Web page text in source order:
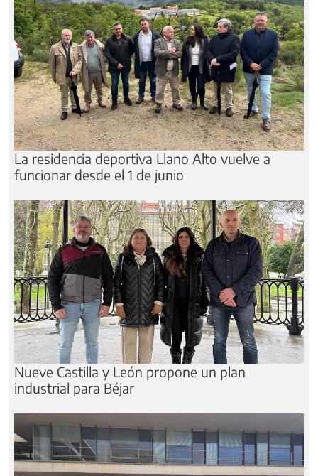
La residencia deportiva Llano Alto vuelve a
funcionar desde el 1 de junio
Nueve Castilla y León propone un plan
industrial para Béjar